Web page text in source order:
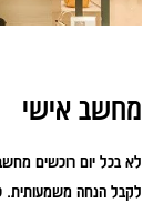
מחשב אישי
לא בכל יום רוכשים
לקבל הנחה משמעותית.